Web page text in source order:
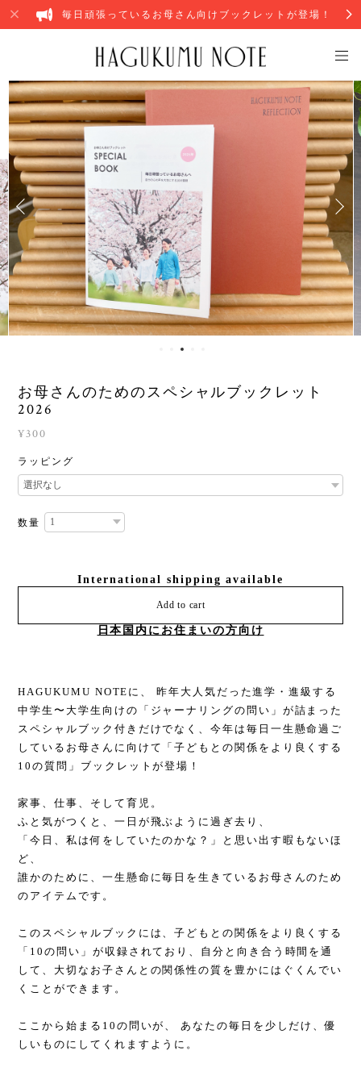
毎日頑張っているお母さん向けブックレットが登場！
お母さんのためのスペシャルブックレット
2026
¥300
ラッピング
数量
International shipping available
Add to cart
日本国内にお住まいの方向け
HAGUKUMU NOTEに、 昨年大人気だった進学・進級する
中学生〜大学生向けの「ジャーナリングの問い」が詰まった
スペシャルブック付きだけでなく、今年は毎日一生懸命過ご
しているお母さんに向けて「子どもとの関係をより良くする
10の質問」ブックレットが登場！
家事、仕事、そして育児。
ふと気がつくと、一日が飛ぶように過ぎ去り、
「今日、私は何をしていたのかな？」と思い出す暇もないほ
ど、
誰かのために、一生懸命に毎日を生きているお母さんのため
のアイテムです。
このスペシャルブックには、子どもとの関係をより良くする
「10の問い」が収録されており、自分と向き合う時間を通
して、大切なお子さんとの関係性の質を豊かにはぐくんでい
くことができます。
ここから始まる10の問いが、 あなたの毎日を少しだけ、優
しいものにしてくれますように。